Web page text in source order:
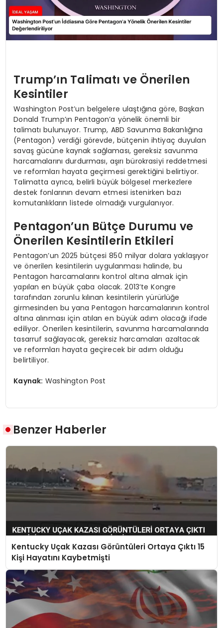
Trump’ın Talimatı ve Önerilen
Kesintiler
Washington Post’un belgelere ulaştığına göre, Başkan
Donald Trump’ın Pentagon’a yönelik önemli bir
talimatı bulunuyor. Trump, ABD Savunma Bakanlığına
(Pentagon) verdiği görevde, bütçenin ihtiyaç duyulan
savaş gücüne kaynak sağlaması, gereksiz savunma
harcamalarını durdurması, aşırı bürokrasiyi reddetmesi
ve reformları hayata geçirmesi gerektiğini belirtiyor.
Talimatta ayrıca, belirli büyük bölgesel merkezlere
destek fonlarının devam etmesi istenirken bazı
komutanlıkların listede olmadığı vurgulanıyor.
Pentagon’un Bütçe Durumu ve
Önerilen Kesintilerin Etkileri
Pentagon’un 2025 bütçesi 850 milyar dolara yaklaşıyor
ve önerilen kesintilerin uygulanması halinde, bu
Pentagon harcamalarını kontrol altına almak için
yapılan en büyük çaba olacak. 2013’te Kongre
tarafından zorunlu kılınan kesintilerin yürürlüğe
girmesinden bu yana Pentagon harcamalarının kontrol
altına alınması için atılan en büyük adım olacağı ifade
ediliyor. Önerilen kesintilerin, savunma harcamalarında
tasarruf sağlayacak, gereksiz harcamaları azaltacak
ve reformları hayata geçirecek bir adım olduğu
belirtiliyor.
Kaynak: Washington Post
Benzer Haberler
Kentucky Uçak Kazası Görüntüleri Ortaya Çıktı 15
Kişi Hayatını Kaybetmişti